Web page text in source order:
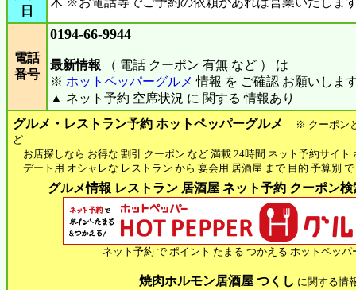
日
電話
番号
0194-66-9944
最新情報 （ 電話 クーポン 有無 など ） は
※ ホットペッパーグルメ 情報 を ご確認 お願いしま
▲ ネット予約 空席状況 に 関する 情報あり
グルメ・レストラン予約 ホットペッパーグルメ
※ クーポン
ど
お店探しなら お得な 割引 クーポン など 満載 24時間 ネット予約サイト
デート用 オシャレな レストラン から 宴会用 居酒屋 まで 目的 予算別
グルメ情報 レストラン 居酒屋 ネット予約 クーポン
ネット予約 で ポイント たまる つかえる ホットペッパ
焼肉ホルモン居酒屋 つくし に関する情